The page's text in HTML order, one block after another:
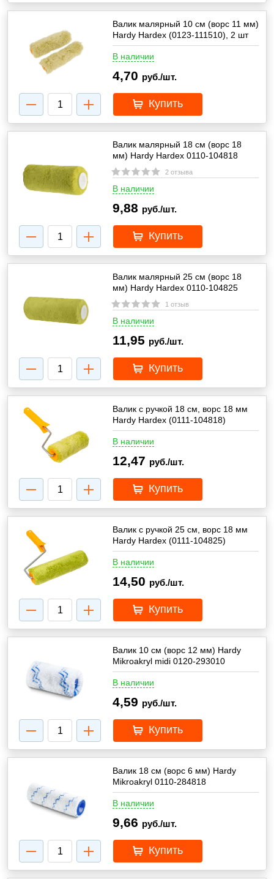
Валик малярный 10 см (ворс 11 мм)
Hardy Hardex (0123-111510), 2 шт
В наличии
4,70 руб./шт.
Купить
Валик малярный 18 см (ворс 18
мм) Hardy Hardex 0110-104818
2 отзыва
В наличии
9,88 руб./шт.
Купить
Валик малярный 25 см (ворс 18
мм) Hardy Hardex 0110-104825
1 отзыв
В наличии
11,95 руб./шт.
Купить
Валик с ручкой 18 см, ворс 18 мм
Hardy Hardex (0111-104818)
В наличии
12,47 руб./шт.
Купить
Валик с ручкой 25 см, ворс 18 мм
Hardy Hardex (0111-104825)
В наличии
14,50 руб./шт.
Купить
Валик 10 см (ворс 12 мм) Hardy
Mikroakryl midi 0120-293010
В наличии
4,59 руб./шт.
Купить
Валик 18 см (ворс 6 мм) Hardy
Mikroakryl 0110-284818
В наличии
9,66 руб./шт.
Купить